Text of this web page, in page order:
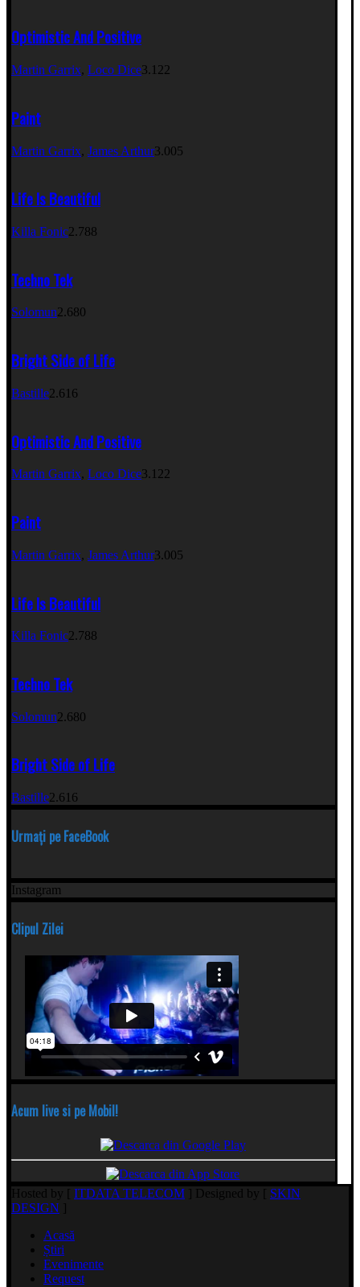
Optimistic And Positive
Martin Garrix, Loco Dice3.122
Paint
Martin Garrix, James Arthur3.005
Life Is Beautiful
Killa Fonic2.788
Techno Tek
Solomun2.680
Bright Side of Life
Bastille2.616
Optimistic And Positive
Martin Garrix, Loco Dice3.122
Paint
Martin Garrix, James Arthur3.005
Life Is Beautiful
Killa Fonic2.788
Techno Tek
Solomun2.680
Bright Side of Life
Bastille2.616
Urmați pe FaceBook
Instagram
Clipul Zilei
Acum live si pe Mobil!
Hosted by [ ITDATA TELECOM ] Designed by [ SKIN
DESIGN ]
Acasă
Știri
Evenimente
Request